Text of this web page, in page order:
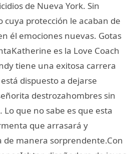
de Nueva York. Sin
cuya protección le acaban de
él emociones nuevas. Gotas
es la Love Coach
tiene una exitosa carrera
dispuesto a dejarse
destrozahombres sin
que no sabe es que esta
que arrasará y
manera sorprendente.Con